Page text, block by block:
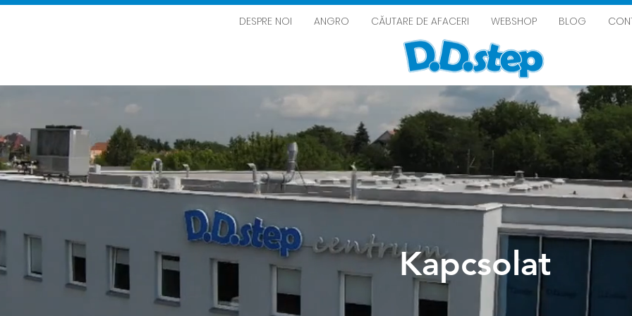
DESPRE NOI ANGRO CĂUTARE DE AFACERI WEBSHOP BLOG
Kapcsolat